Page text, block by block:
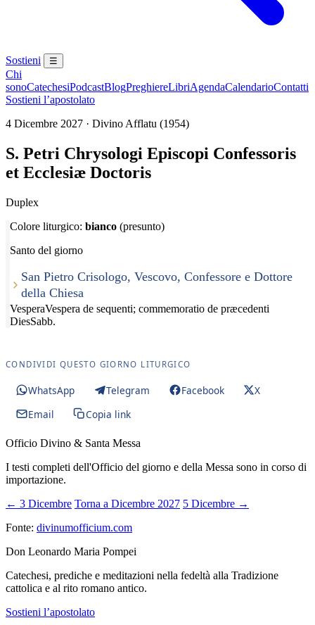
Sostieni ☰
Chi
sonoCatechesiPodcastBlogPreghiereLibriAgendaCalendarioContatti
Sostieni l’apostolato
4 Dicembre 2027 · Divino Afflatu (1954)
S. Petri Chrysologi Episcopi Confessoris
et Ecclesiæ Doctoris
Duplex
Colore liturgico: bianco (presunto)
Santo del giorno
San Pietro Crisologo, Vescovo, Confessore e Dottore
della Chiesa
VesperaVespera de sequenti; commemoratio de præcedenti
DiesSabb.
CONDIVIDI QUESTO GIORNO LITURGICO
WhatsApp Telegram Facebook
X
Email
Copia link
Officio Divino & Santa Messa
I testi completi dell'Officio del giorno e della Messa sono in corso di
importazione.
← 3 Dicembre Torna a Dicembre 2027 5 Dicembre →
Fonte: divinumofficium.com
Don Leonardo Maria Pompei
Catechesi, prediche e meditazioni nella fedeltà alla Tradizione
cattolica e al rito romano antico.
Sostieni l’apostolato